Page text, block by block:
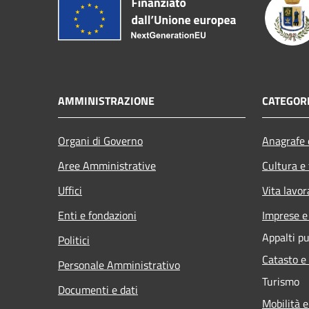
AMMINISTRAZIONE
Organi di Governo
Aree Amministrative
Uffici
Enti e fondazioni
Politici
Personale Amministrativo
Documenti e dati
Cultura
Vita
Imprese
Appalti
Catasto
Turismo
Mobilità